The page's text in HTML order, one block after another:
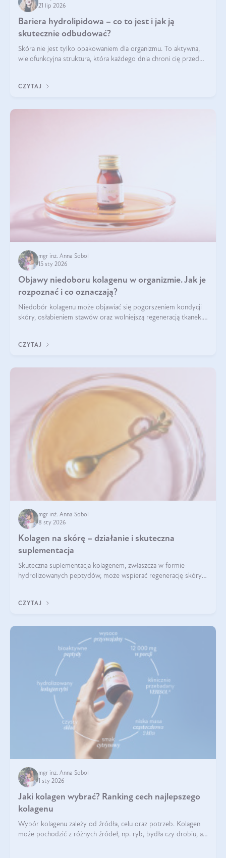
21 lip 2026
Bariera hydrolipidowa – co to jest i jak ją
skutecznie odbudować?
Skóra nie jest tylko opakowaniem dla organizmu. To aktywna,
wielofunkcyjna struktura, która każdego dnia chroni cię przed
bariera hydrolipidowa.
CZYTAJ
mgr inż. Anna Sobol
15 sty 2026
Objawy niedoboru kolagenu w organizmie. Jak je
rozpoznać i co oznaczają?
Niedobór kolagenu może objawiać się pogorszeniem kondycji
skóry, osłabieniem stawów oraz wolniejszą regeneracją tkanek.
osłabienie włosów.
CZYTAJ
mgr inż. Anna Sobol
8 sty 2026
Kolagen na skórę – działanie i skuteczna
suplementacja
Skuteczna suplementacja kolagenem, zwłaszcza w formie
hydrolizowanych peptydów, może wspierać regenerację skóry i
CZYTAJ
mgr inż. Anna Sobol
1 sty 2026
Jaki kolagen wybrać? Ranking cech najlepszego
kolagenu
Wybór kolagenu zależy od źródła, celu oraz potrzeb. Kolagen
może pochodzić z różnych źródeł, np. ryb, bydła czy drobiu, a